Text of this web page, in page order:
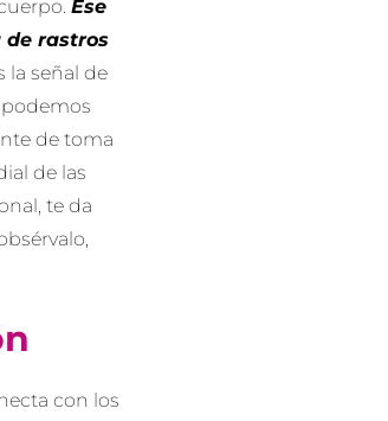
Ese
de rastros
la señal de
de toma
de las
te da
con los